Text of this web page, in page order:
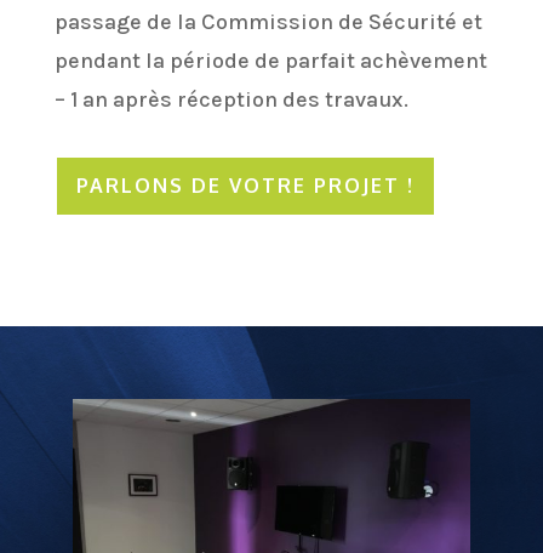
passage de la Commission de Sécurité et
pendant la période de parfait achèvement
– 1 an après réception des travaux.
PARLONS DE VOTRE PROJET !